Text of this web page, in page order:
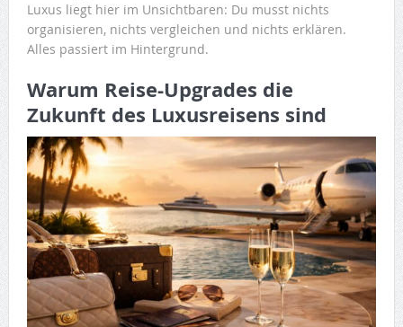
Luxus liegt hier im Unsichtbaren: Du musst nichts
organisieren, nichts vergleichen und nichts erklären.
Alles passiert im Hintergrund.
Warum Reise-Upgrades die
Zukunft des Luxusreisens sind